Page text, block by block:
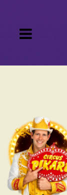
VIP-